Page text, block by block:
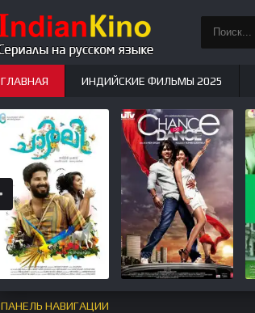
ПАНЕЛЬ НАВИГАЦИИ
ГЛАВНАЯ ИНДИЙСКИЕ ФИЛЬМЫ 2025
ИНДИЙСКИЕ СЕРИАЛЫ НОВЫЕ